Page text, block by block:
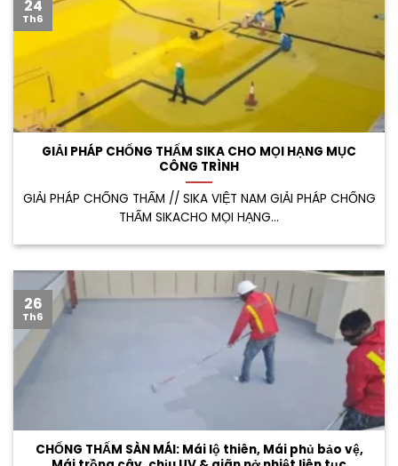
GIẢI PHÁP CHỐNG THẤM SIKA CHO MỌI HẠNG MỤC
CÔNG TRÌNH
GIẢI PHÁP CHỐNG THẤM // SIKA VIỆT NAM GIẢI PHÁP CHỐNG
THẤM SIKACHO MỌI HẠNG...
24
Th6
CHỐNG THẤM SÀN MÁI: Mái lộ thiên, Mái phủ bảo vệ,
26
Th6